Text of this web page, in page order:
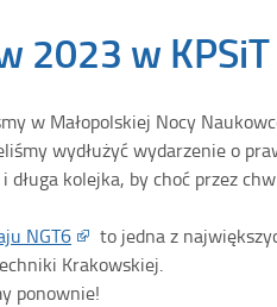
2023 w KPSiT
w Małopolskiej Nocy
wydłużyć wydarzenie o
kolejka, by choć przez
NGT6
to jedna z
Krakowskiej.
ponownie!